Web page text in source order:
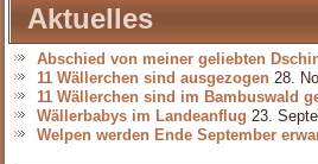
Aktuelles
Abschied von meiner geliebten
11 Wällerchen sind ausgezogen 28.
11 Wällerchen sind im Bambuswald
Wällerbabys im Landeanflug 23.
Welpen werden Ende September